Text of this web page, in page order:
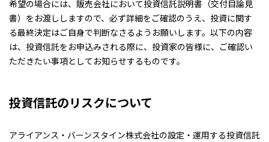
希望の場合には、販売会社において投資信託説明書（交付目論見
書）をお渡ししますので、必ず詳細をご確認のうえ、投資に関す
る最終決定はご自身で判断なさるようお願いします。以下の内容
は、投資信託をお申込みされる際に、投資家の皆様に、ご確認い
ただきたい事項としてお知らせするものです。
投資信託のリスクについて
アライアンス・バーンスタイン株式会社の設定・運用する投資信託